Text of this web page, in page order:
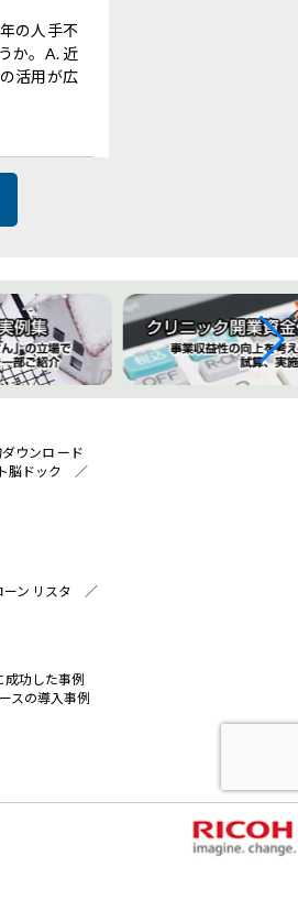
の人手不
か。A. 近
活用が広
ウンロ ード
脳ドック ／
ン リスタ ／
成功した事例
スの導入事例